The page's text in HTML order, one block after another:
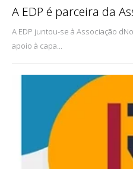
A EDP é parceira da
A EDP juntou-se à Associação
apoio à capa...